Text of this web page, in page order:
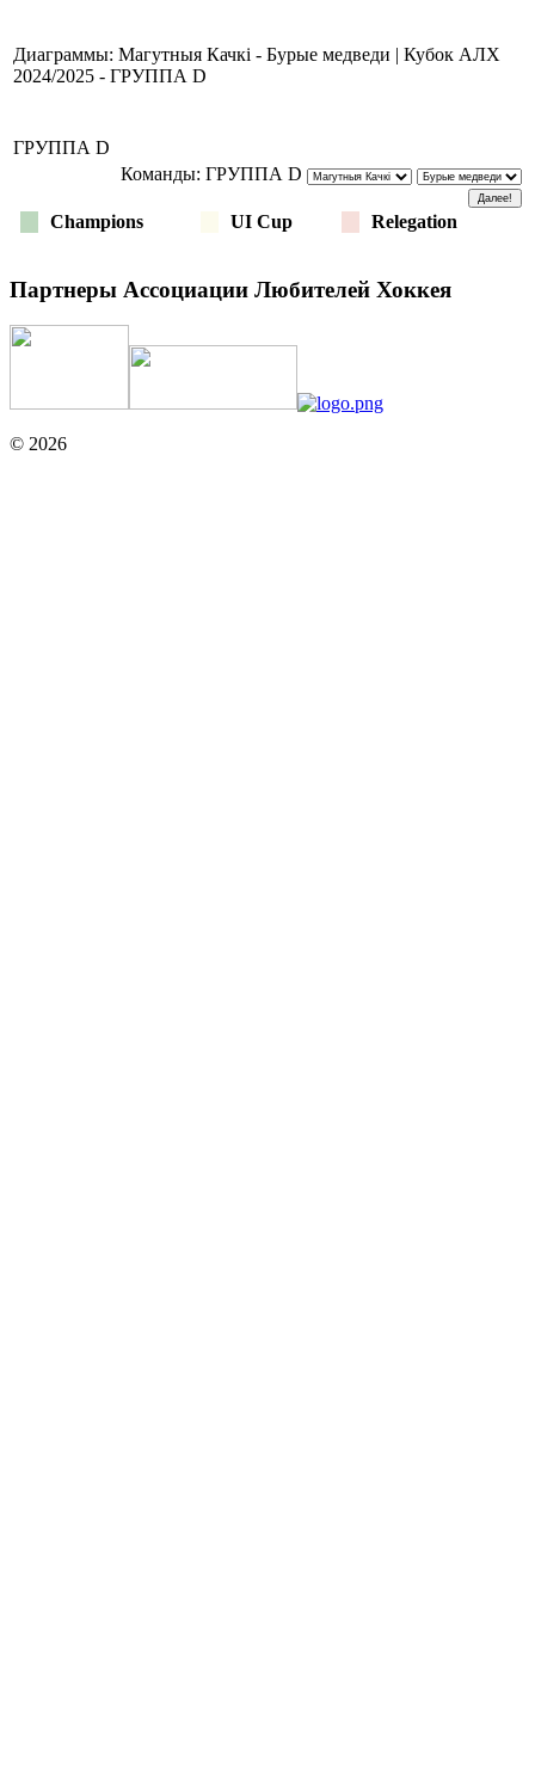
Диаграммы: Магутныя Качкі - Бурые медведи | Кубок АЛХ
2024/2025 - ГРУППА D
ГРУППА D
Команды: ГРУППА D
Champions UI Cup Relegation
Партнеры Ассоциации Любителей Хоккея
© 2026